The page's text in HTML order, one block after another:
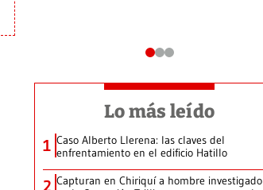
Lo más leído
1 Caso Alberto Llerena: las claves del
enfrentamiento en el edificio Hatillo
2 Capturan en Chiriquí a hombre investigado